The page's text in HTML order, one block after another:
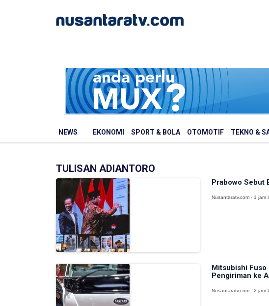
NEWS EKONOMI SPORT & BOLA OTOMOTIF TEKNO &
TULISAN ADIANTORO
Prabowo Sebut
Nusantaratv.com - 1 jam
Mitsubishi Fuso
Pengiriman ke
Nusantaratv.com - 2 jam